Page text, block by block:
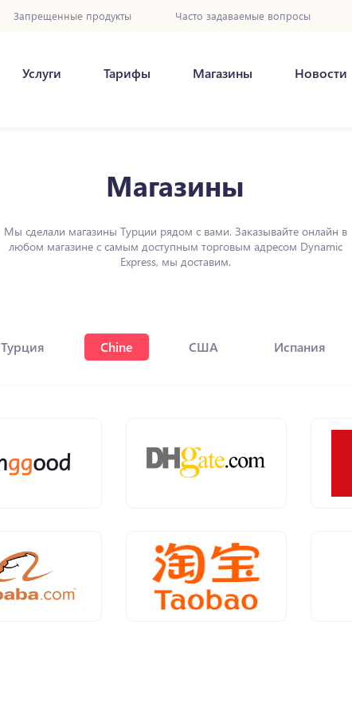
Запрещенные продукты Часто задаваемые вопросы
Услуги Тарифы Магазины Новости
Магазины
Мы сделали магазины Турции рядом с вами. Заказывайте онлайн в
любом магазине с самым доступным торговым адресом Dynamic
Express, мы доставим.
Турция Chine США Испания